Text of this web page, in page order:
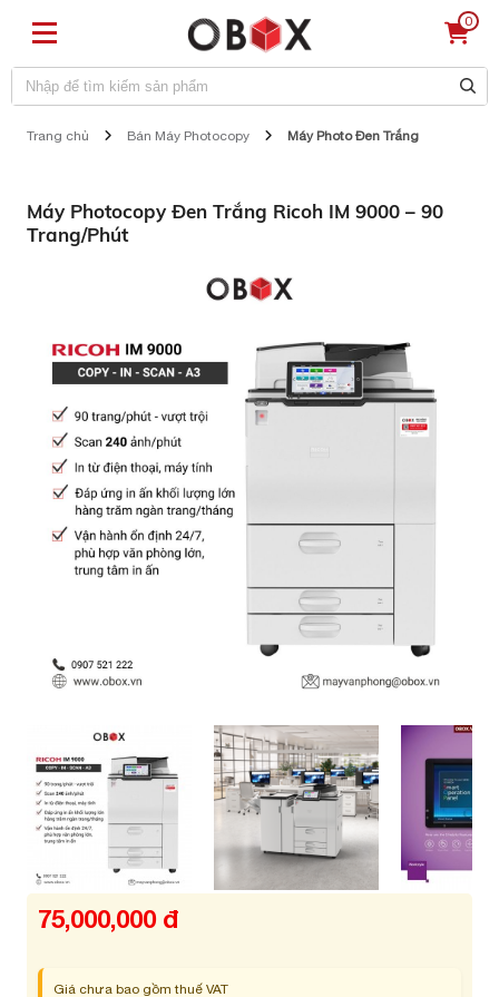
0
Trang chủ Bán Máy Photocopy Máy Photo Đen Trắng
Máy Photocopy Đen Trắng Ricoh IM 9000 – 90
Trang/Phút
75,000,000 đ
Giá chưa bao gồm thuế VAT